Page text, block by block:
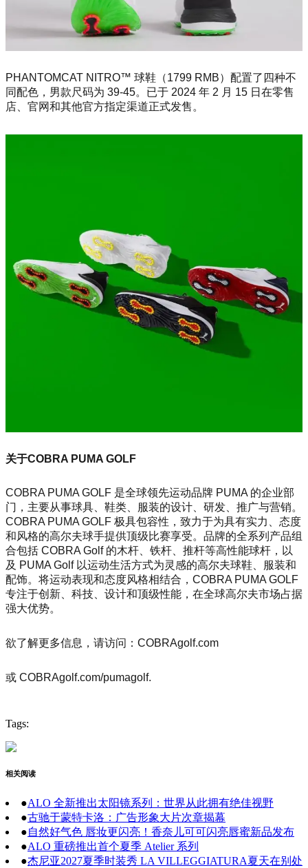
PHANTOMCAT NITRO™ 球鞋（1799 RMB）配置了四种不
同配色，男款尺码为 39-45。已于 2024 年 2 月 15 日在零售
店、官网和其他官方指定渠道正式发售。
关于COBRA PUMA GOLF
COBRA PUMA GOLF 是全球领先运动品牌 PUMA 的企业部
门，主要从事球具、鞋类、服装的设计、研发、推广与营销。
COBRA PUMA GOLF 极具包容性，致力于为具有实力、态度
和风格的高尔夫球手提供顶级比赛享受。品牌的全系列产品组
合包括 COBRA Golf 的木杆、铁杆、推杆等高性能球杆，以
及 PUMA Golf 以运动生活方式为灵感的高尔夫球鞋、服装和
配饰。将运动表现和态度风格相结合，COBRA PUMA GOLF
专注于创新、科技、设计和顶级性能，在全球高尔夫市场占据
强大优势。
欲了解更多信息，请访问：COBRAgolf.com
或 COBRAgolf.com/pumagolf.
Tags:
相关阅读
●ALO 全新推出太阳镜系列：世界从此拥有绝佳视野
●古驰于蒙特卡洛：广告形象大片次章揭幕
●自然好气色 唇妆更闪亮！香奈儿可可闪亮唇蜜新品发布
●ALO 重磅推出首个夏季 Atelier 系列
●杰尼亚2027夏季时装秀 LA VILLEGGIATURA夏天在别处